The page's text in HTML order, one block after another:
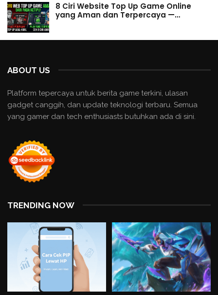
8 Ciri Website Top Up Game Online
yang Aman dan Terpercaya —…
ABOUT US
Platform tepercaya untuk berita game terkini, ulasan
gadget canggih, dan update teknologi terbaru. Semua
yang gamer dan tech enthusiasts butuhkan ada di sini.
TRENDING NOW